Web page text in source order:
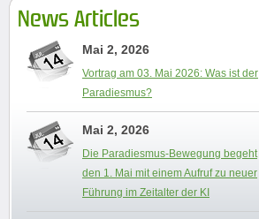
News Articles
Mai 2, 2026
Vortrag am 03. Mai 2026: Was ist der
Paradiesmus?
Mai 2, 2026
Die Paradiesmus-Bewegung begeht
den 1. Mai mit einem Aufruf zu neuer
Führung im Zeitalter der KI